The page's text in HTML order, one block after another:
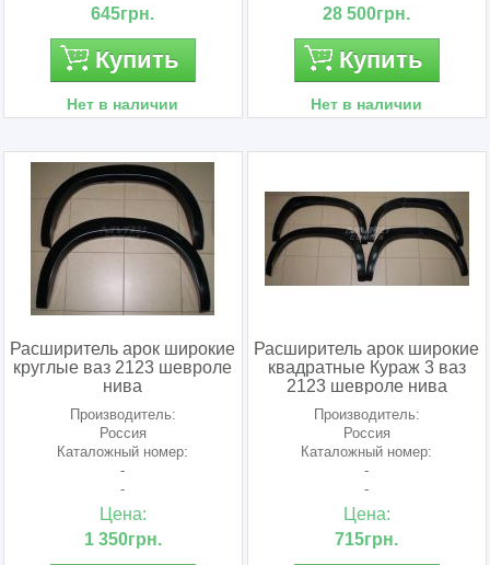
645грн.
Купить
Нет в наличии
28 500грн.
Купить
Нет в наличии
Расширитель арок широкие
круглые ваз 2123 шевроле
нива
Производитель:
Россия
Каталожный номер:
-
-
Цена:
1 350грн.
Расширитель арок широкие
квадратные Кураж 3 ваз
2123 шевроле нива
Производитель:
Россия
Каталожный номер:
-
-
Цена:
715грн.